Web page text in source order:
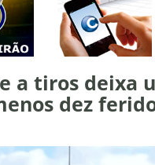
a tiros deixa
dez